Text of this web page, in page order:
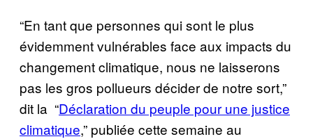
“En tant que personnes qui sont le plus
évidemment vulnérables face aux impacts du
changement climatique, nous ne laisserons
pas les gros pollueurs décider de notre sort,”
dit la “Déclaration du peuple pour une justice
climatique,” publiée cette semaine au